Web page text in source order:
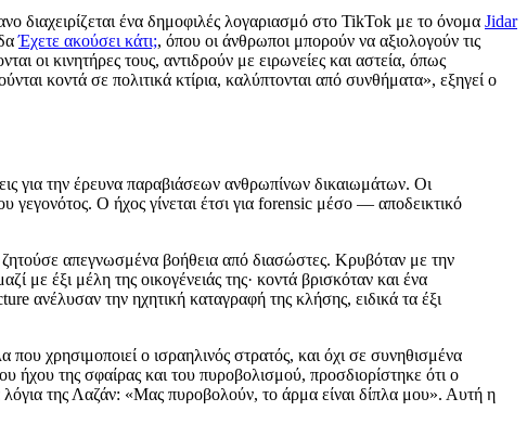
διαχειρίζεται ένα δημοφιλές λογαριασμό στο TikTok με το όνομα Jidar
Έχετε ακούσει κάτι;, όπου οι άνθρωποι μπορούν να αξιολογούν τις
οι κινητήρες τους, αντιδρούν με ειρωνείες και αστεία, όπως
κοντά σε πολιτικά κτίρια, καλύπτονται από συνθήματα», εξηγεί ο
για την έρευνα παραβιάσεων ανθρωπίνων δικαιωμάτων. Οι
Ο ήχος γίνεται έτσι για forensic μέσο — αποδεικτικό
απεγνωσμένα βοήθεια από διασώστες. Κρυβόταν με την
με έξι μέλη της οικογένειάς της· κοντά βρισκόταν και ένα
ανέλυσαν την ηχητική καταγραφή της κλήσης, ειδικά τα έξι
χρησιμοποιεί ο ισραηλινός στρατός, και όχι σε συνηθισμένα
ήχου της σφαίρας και του πυροβολισμού, προσδιορίστηκε ότι ο
της Λαζάν: «Μας πυροβολούν, το άρμα είναι δίπλα μου». Αυτή η